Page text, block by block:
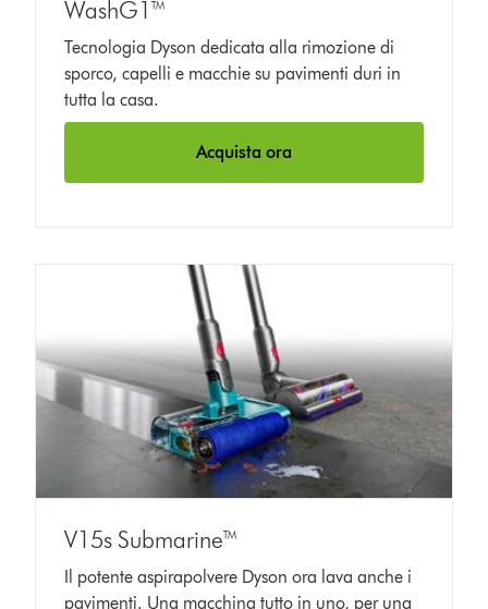
WashG1™
Tecnologia Dyson dedicata alla rimozione di
sporco, capelli e macchie su pavimenti duri in
tutta la casa.
Acquista ora
V15s Submarine™
Il potente aspirapolvere Dyson ora lava anche i
pavimenti. Una macchina tutto in uno, per una